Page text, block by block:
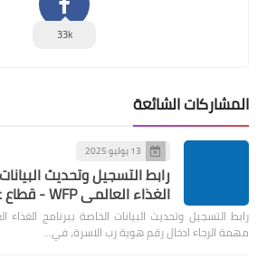
33k
المشاركات الشائعة
13 يوليو 2025
رابط التسجيل وتحديث
الغذاء العالمي WFP - قطاع غزة
رابط التسجيل وتحديث البيانات الخاصة ببرنامج
مهمة الرجاء ادخال رقم هوية رب الاسرة، في…